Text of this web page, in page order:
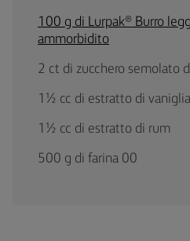
100 g di Lurpak® Burro
ammorbidito
2 ct di zucchero semolato
1½ cc di estratto di vaniglia
1½ cc di estratto di rum
500 g di farina 00